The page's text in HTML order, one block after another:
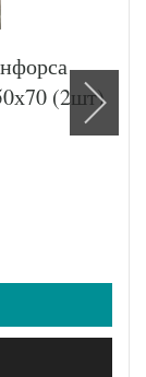
(2шт)